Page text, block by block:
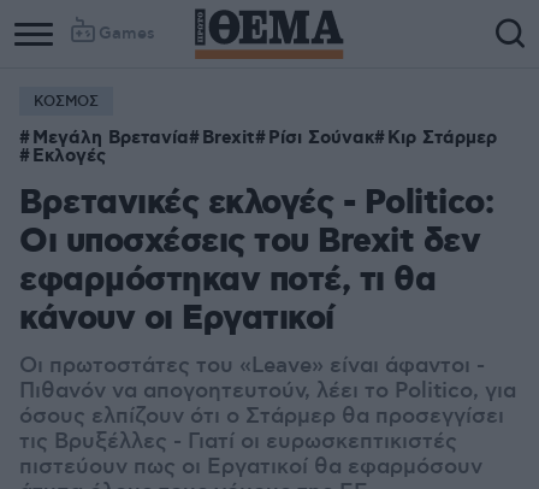
Games
ΚΟΣΜΟΣ
Μεγάλη Βρετανία Brexit Ρίσι Σούνακ Κιρ Στάρμερ
Εκλογές
Βρετανικές εκλογές - Politico:
Οι υποσχέσεις του Brexit δεν
εφαρμόστηκαν ποτέ, τι θα
κάνουν οι Εργατικοί
Οι πρωτοστάτες του «Leave» είναι άφαντοι -
Πιθανόν να απογοητευτούν, λέει το Politico, για
όσους ελπίζουν ότι ο Στάρμερ θα προσεγγίσει
τις Βρυξέλλες - Γιατί οι ευρωσκεπτικιστές
πιστεύουν πως οι Εργατικοί θα εφαρμόσουν